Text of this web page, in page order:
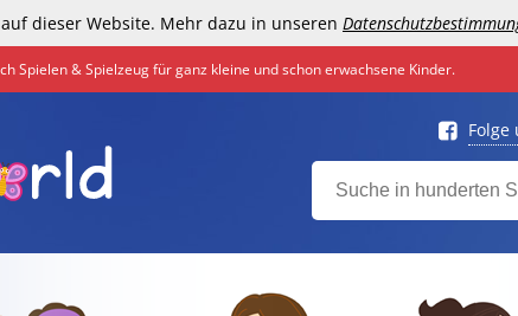
dieser Website. Mehr dazu in unseren
Spielen & Spielzeug für ganz kleine und schon erwachsene Kinder.
Folge